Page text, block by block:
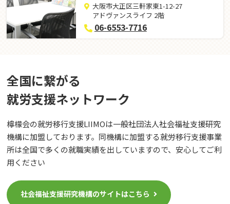
大阪市大正区三軒家東1-12-27
アドヴァンスライフ 2階
06-6553-7716
全国に繋がる
就労⽀援ネットワーク
檸檬会の就労移行支援LIIMOは一般社団法人社会福祉支援研究
機構に加盟しております。同機構に加盟する就労移行支援事業
所は全国で多くの就職実績を出していますので、安心してご利
用ください
社会福祉支援研究機構のサイトはこちら